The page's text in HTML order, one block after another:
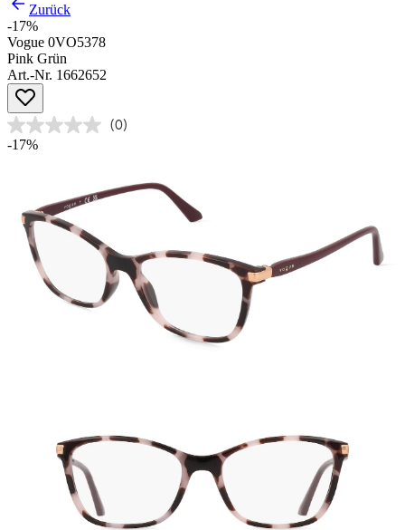
Zurück
-17%
Vogue 0VO5378
Pink Grün
Art.-Nr. 1662652
(0)
-17%